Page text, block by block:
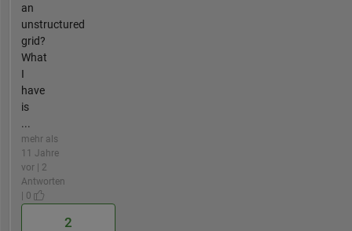
an
unstructured
grid?
What
I
have
is
...
mehr als
11 Jahre
vor | 2
Antworten
| 0
2